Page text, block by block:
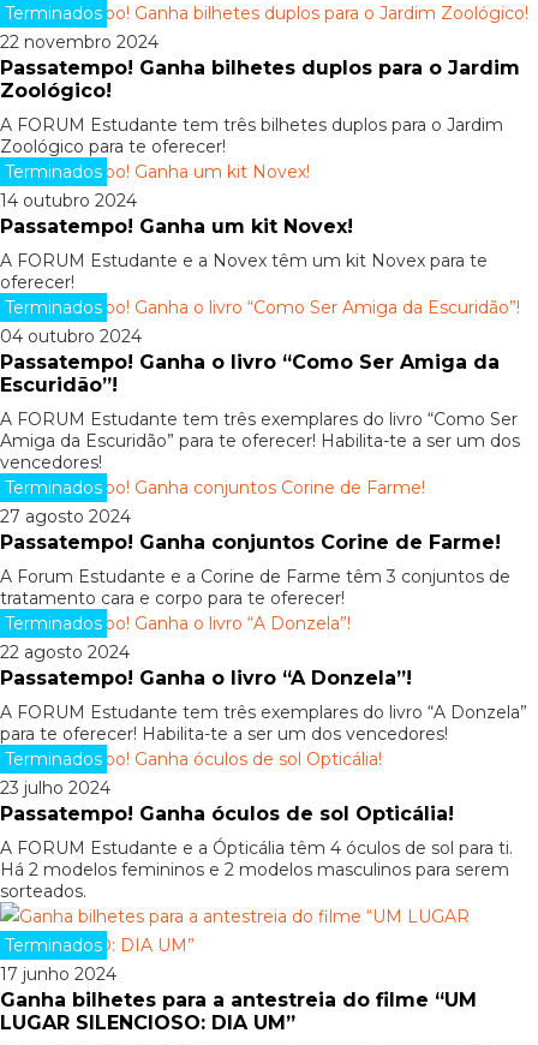
Terminados
22 novembro 2024
Passatempo! Ganha bilhetes duplos para o Jardim
Zoológico!
A FORUM Estudante tem três bilhetes duplos para o Jardim
Zoológico para te oferecer!
Terminados
14 outubro 2024
Passatempo! Ganha um kit Novex!
A FORUM Estudante e a Novex têm um kit Novex para te
oferecer!
Terminados
04 outubro 2024
Passatempo! Ganha o livro “Como Ser Amiga da
Escuridão”!
A FORUM Estudante tem três exemplares do livro “Como Ser
Amiga da Escuridão” para te oferecer! Habilita-te a ser um dos
vencedores!
Terminados
27 agosto 2024
Passatempo! Ganha conjuntos Corine de Farme!
A Forum Estudante e a Corine de Farme têm 3 conjuntos de
tratamento cara e corpo para te oferecer!
Terminados
22 agosto 2024
Passatempo! Ganha o livro “A Donzela”!
A FORUM Estudante tem três exemplares do livro “A Donzela”
para te oferecer! Habilita-te a ser um dos vencedores!
Terminados
23 julho 2024
Passatempo! Ganha óculos de sol Opticália!
A FORUM Estudante e a Ópticália têm 4 óculos de sol para ti.
Há 2 modelos femininos e 2 modelos masculinos para serem
sorteados.
Terminados
17 junho 2024
Ganha bilhetes para a antestreia do filme “UM
LUGAR SILENCIOSO: DIA UM”